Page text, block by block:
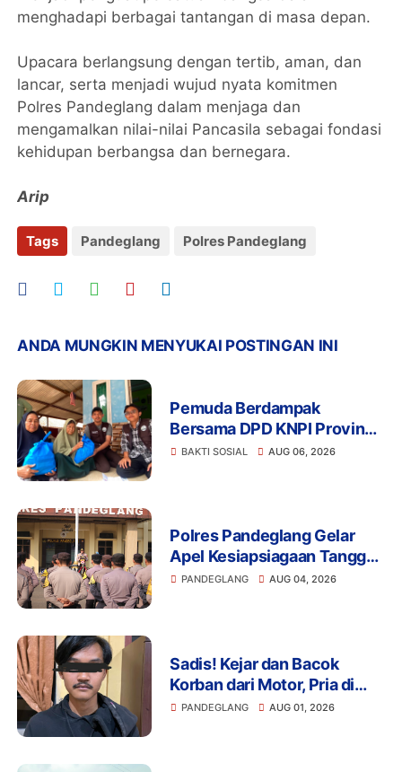
menghadapi berbagai tantangan di masa depan.
Upacara berlangsung dengan tertib, aman, dan
lancar, serta menjadi wujud nyata komitmen
Polres Pandeglang dalam menjaga dan
mengamalkan nilai-nilai Pancasila sebagai fondasi
kehidupan berbangsa dan bernegara.
Arip
Tags Pandeglang Polres Pandeglang
ANDA MUNGKIN MENYUKAI POSTINGAN INI
Pemuda Berdampak
Bersama DPD KNPI Provinsi
Banten dan KKN Kelompok
BAKTI SOSIAL AUG 06, 2026
Polres Pandeglang Gelar
Apel Kesiapsiagaan Tanggap
Bencana dan Karhutla,
PANDEGLANG AUG 04, 2026
Sadis! Kejar dan Bacok
Korban dari Motor, Pria di
Pandeglang Diciduk Polisi
PANDEGLANG AUG 01, 2026